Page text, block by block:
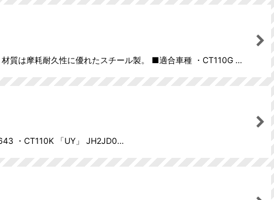
質は摩耗耐久性に優れたスチール製。 ■適合車種 ・CT110G …
・CT110K 「UY」 JH2JD0…